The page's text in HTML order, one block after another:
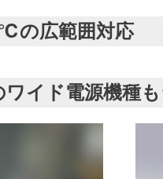
の広範囲対応
ワイド電源機種